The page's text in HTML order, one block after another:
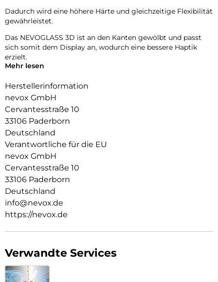
Dadurch wird eine höhere Härte und gleichzeitige Flexibilität
gewährleistet.
Das NEVOGLASS 3D ist an den Kanten gewölbt und passt
sich somit dem Display an, wodurch eine bessere Haptik
erzielt.
zuverlässig geschützt.
Mehr lesen
Herstellerinformation
nevox GmbH
Cervantesstraße 10
33106 Paderborn
Deutschland
Verantwortliche für die EU
nevox GmbH
Cervantesstraße 10
33106 Paderborn
Deutschland
info@nevox.de
https://nevox.de
Verwandte Services